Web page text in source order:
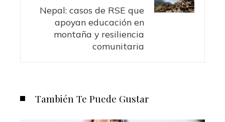
Nepal: casos de RSE que
apoyan educación en
montaña y resiliencia
comunitaria
También Te Puede Gustar